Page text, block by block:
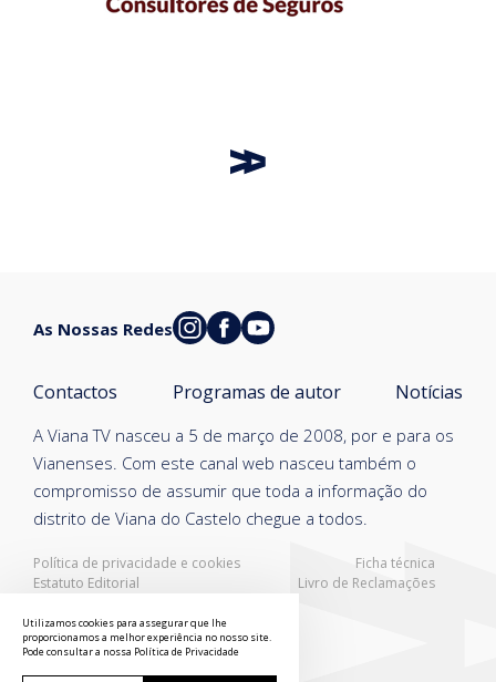
Política de privacidade e cookies
Ficha técnica
Estatuto Editorial
Livro de Reclamações
A Viana TV nasceu a 5 de março de 2008, por e para os
Vianenses. Com este canal web nasceu também o
compromisso de assumir que toda a informação do
distrito de Viana do Castelo chegue a todos.
Contactos Programas de autor Notícias
As Nossas Redes
Utilizamos cookies para assegurar que lhe
proporcionamos a melhor experiência no nosso site.
Pode consultar a nossa Política de Privacidade